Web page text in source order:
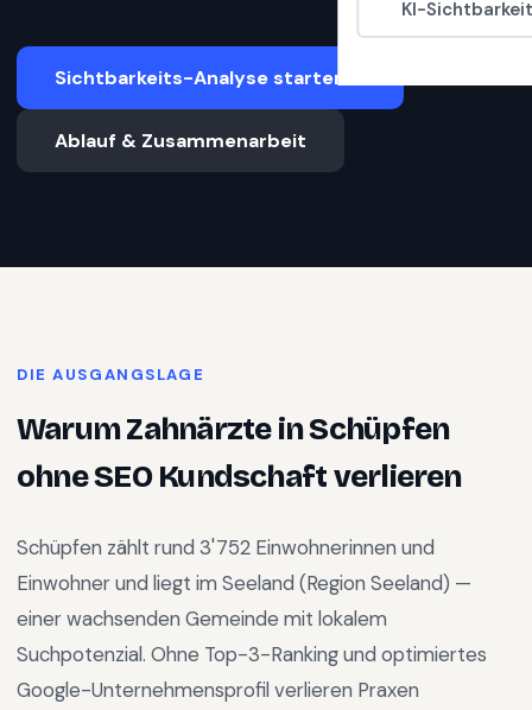
KI-
Sichtbarkeits-Analyse starten
Ablauf & Zusammenarbeit
DIE AUSGANGSLAGE
WarumZahnärzteinSchüpfen
ohne SEO Kundschaft verlieren
Schüpfen zählt rund 3'752 Einwohnerinnen und
Einwohner und liegt im Seeland (Region Seeland) —
einer wachsenden Gemeinde mit lokalem
Suchpotenzial. Ohne Top-3-Ranking und optimiertes
Google-Unternehmensprofil verlieren Praxen